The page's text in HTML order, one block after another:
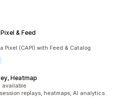
& Feed
Pixel (CAPI) with Feed & Catalog
Heatmap
available
replays, heatmaps, AI analytics